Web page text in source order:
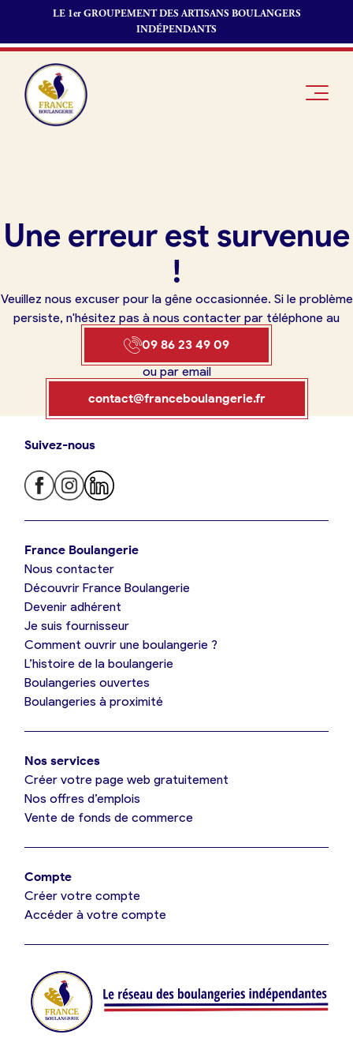
LE 1er GROUPEMENT DES ARTISANS BOULANGERS
INDÉPENDANTS
Je trouve ma boulangerie
Je suis boulanger
Je découvre France Boulangerie
Mes tarifs
Je référence ma boulangerie (gratuit)
Offres d’emploi
Je suis fournisseur
Je crée mon compte
boulanger
Boulangerie
Pourquoi
Je référence
ma
d’emploi
commerce
fournisseur
Une erreur est survenue
!
Veuillez nous excuser pour la gêne occasionnée. Si le problème
persiste, n'hésitez pas à nous contacter par téléphone au
09 86 23 49 09
09 86 23 49 09
Oui, appeler
Non, annuler
ou par email
contact@franceboulangerie.fr
Suivez-nous
France Boulangerie
Nous contacter
Découvrir France Boulangerie
Devenir adhérent
Je suis fournisseur
Comment ouvrir une boulangerie ?
L’histoire de la boulangerie
Boulangeries ouvertes
Boulangeries à proximité
Nos services
Créer votre page web gratuitement
Nos offres d’emplois
Vente de fonds de commerce
Compte
Créer votre compte
Accéder à votre compte